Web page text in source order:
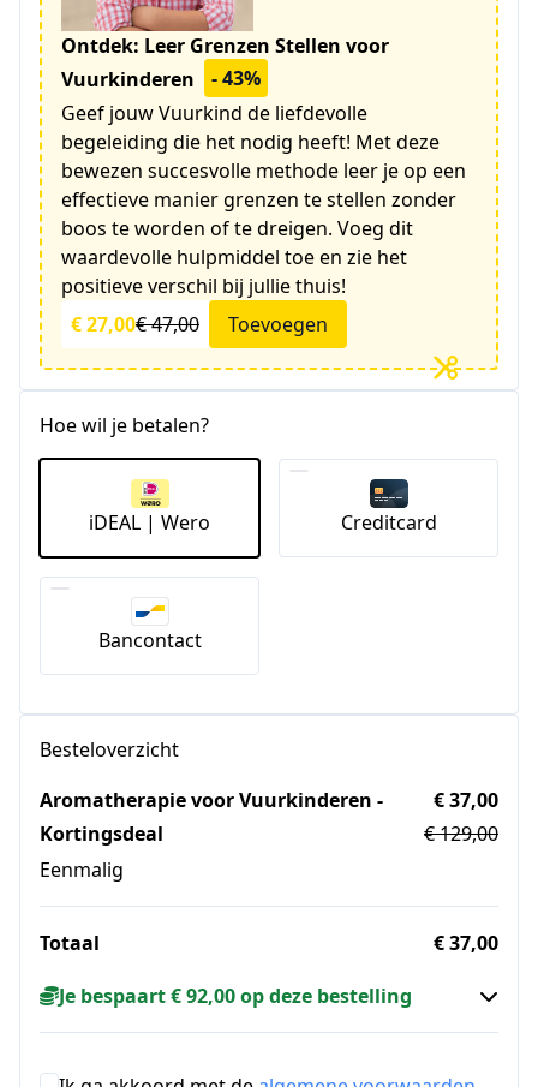
Ontdek: Leer Grenzen Stellen voor
Vuurkinderen
- 43%
Geef jouw Vuurkind de liefdevolle
begeleiding die het nodig heeft! Met deze
bewezen succesvolle methode leer je op een
effectieve manier grenzen te stellen zonder
boos te worden of te dreigen. Voeg dit
waardevolle hulpmiddel toe en zie het
positieve verschil bij jullie thuis!
€ 27,00€ 47,00 Toevoegen
Hoe wil je betalen?
iDEAL | Wero Creditcard
Bancontact
Besteloverzicht
Aromatherapie voor Vuurkinderen -
Kortingsdeal
Eenmalig
€ 37,00
€ 129,00
Totaal
€ 37,00
Je bespaart € 92,00 op deze bestelling